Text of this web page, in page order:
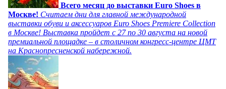
Всего месяц до выставки Euro Shoes в
Москве! Считаем дни для главной международной
выставки обуви и аксессуаров Euro Shoes Premiere Collection
в Москве! Выставка пройдет с 27 по 30 августа на новой
премиальной площадке – в столичном конгресс-центре ЦМТ
на Краснопресненской набережной.